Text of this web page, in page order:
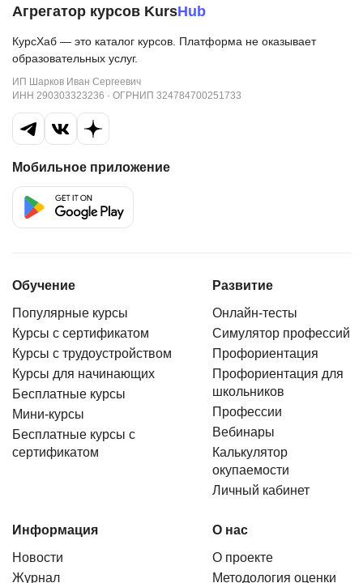
Агрегатор курсов KursHub
КурсХаб — это каталог курсов. Платформа не оказывает
образовательных услуг.
ИП Шарков Иван Сергеевич
ИНН 290303323236 · ОГРНИП 324784700251733
Мобильное приложение
Обучение
Популярные курсы
Курсы с сертификатом
Курсы с трудоустройством
Курсы для начинающих
Бесплатные курсы
Мини-курсы
Бесплатные курсы с
сертификатом
Развитие
Онлайн-тесты
Симулятор профессий
Профориентация
Профориентация для
школьников
Профессии
Вебинары
Калькулятор
окупаемости
Личный кабинет
Информация
Новости
Журнал
О нас
О проекте
Методология оценки